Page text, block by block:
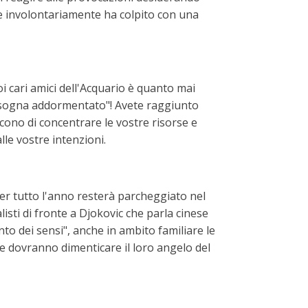
involontariamente ha colpito con una
cari amici dell'Acquario è quanto mai
addormentato"! Avete raggiunto
di concentrare le vostre risorse e
vostre intenzioni.
tutto l'anno resterà parcheggiato nel
di fronte a Djokovic che parla cinese
dei sensi", anche in ambito familiare le
dovranno dimenticare il loro angelo del